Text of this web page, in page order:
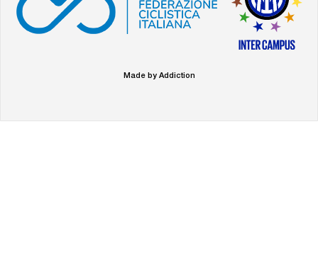
Made by Addiction